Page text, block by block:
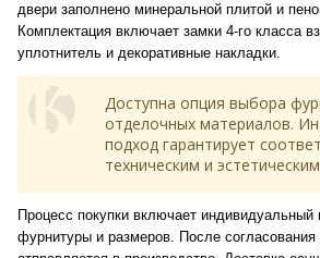
двери заполнено минеральной плитой и
Комплектация включает замки 4-го класса
уплотнитель и декоративные накладки.
Доступна опция выбора
отделочных материалов.
подход гарантирует
техническим и
Процесс покупки включает индивидуальный
фурнитуры и размеров. После согласования